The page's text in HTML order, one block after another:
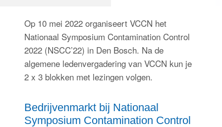
Op 10 mei 2022 organiseert VCCN het
Nationaal Symposium Contamination Control
2022 (NSCC’22) in Den Bosch. Na de
algemene ledenvergadering van VCCN kun je
2 x 3 blokken met lezingen volgen.
Bedrijvenmarkt bij Nationaal
Symposium Contamination Control